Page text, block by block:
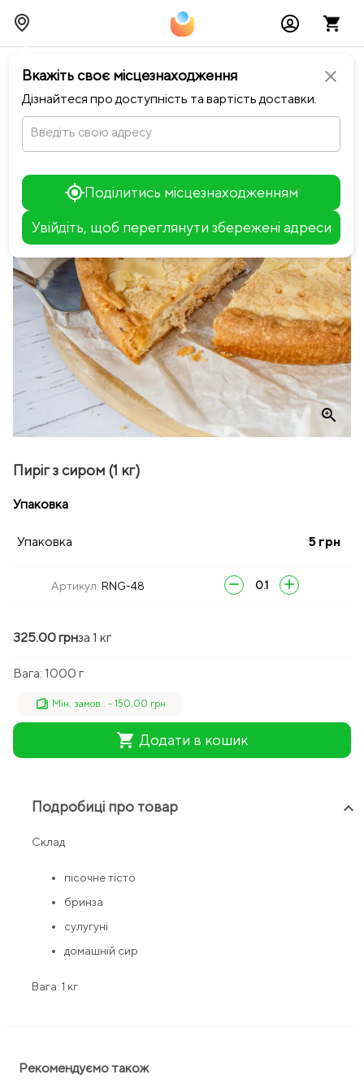
close
Вкажіть своє місцезнаходження
Дізнайтеся про доступність та вартість доставки.
Введіть свою адресу
Поділитись місцезнаходженням
Увійдіть, щоб переглянути збережені адреси
+
−
chevron_leftПовернутися до Ringo
zoom_in
Пиріг з сиром (1 кг)
Упаковка
Упаковка 5 грн
Артикул: RNG-48 remove add
325.00 грнза 1 кг
Вага: 1000 г
Мін. замов.. - 150.00 грн
shopping_cart Додати в кошик
Подробиці про товар keyboard_arrow_up
Склад
пісочне тісто
бринза
сулугуні
домашній сир
Вага: 1 кг
Рекомендуємо також